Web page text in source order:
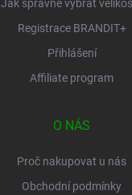
Jak správně vybrat
Registrace BRANDIT+
Přihlášení
Affiliate program
O NÁS
Proč nakupovat u nás
Obchodní podmínky